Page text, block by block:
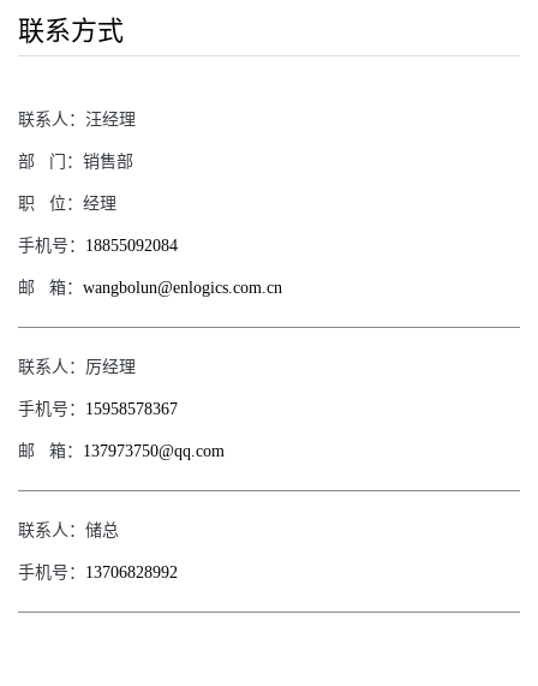
联系方式
联系人： 汪经理
部 门： 销售部
职 位： 经理
手机号： 18855092084
邮 箱： wangbolun@enlogics.com.cn
联系人： 厉经理
手机号： 15958578367
邮 箱： 137973750@qq.com
联系人： 储总
手机号： 13706828992